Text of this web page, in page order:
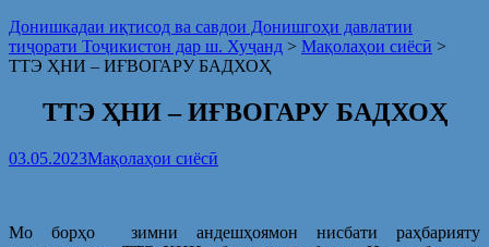
Донишкадаи иқтисод ва савдои Донишгоҳи давлатии
тиҷорати Тоҷикистон дар ш. Хуҷанд > Мақолаҳои сиёсӣ >
ТТЭ ҲНИ – ИҒВОГАРУ БАДХОҲ
ТТЭ ҲНИ – ИҒВОГАРУ БАДХОҲ
03.05.2023Мақолаҳои сиёсӣ
Мо борҳо зимни андешҳоямон нисбати раҳбарияту